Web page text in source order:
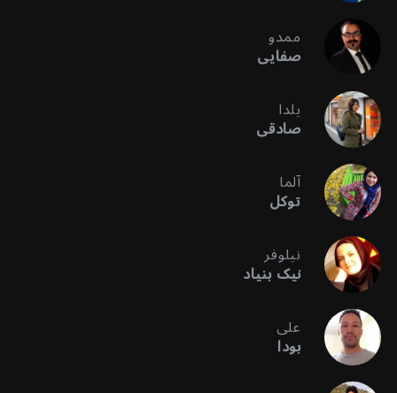
ممدو
صفایی
یلدا
صادقی
آلما
توکل
نیلوفر
نیک بنیاد
علی
بودا